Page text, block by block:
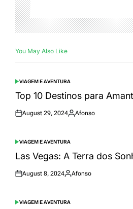
You May Also Like
POSTED
IN
VIAGEM E AVENTURA
Top 10 Destinos para
Posted
August 29, 2024
Posted
Afonso
POSTED
IN
VIAGEM E AVENTURA
Las Vegas: A Terra dos
Posted
August 8, 2024
Posted
Afonso
POSTED
VIAGEM E AVENTURA